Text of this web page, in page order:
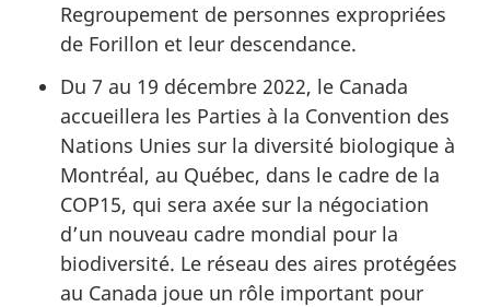
Regroupement de personnes expropriées
de Forillon et leur descendance.
Du 7 au 19 décembre 2022, le Canada
accueillera les Parties à la Convention des
Nations Unies sur la diversité biologique à
Montréal, au Québec, dans le cadre de la
COP15, qui sera axée sur la négociation
d’un nouveau cadre mondial pour la
biodiversité. Le réseau des aires protégées
au Canada joue un rôle important pour